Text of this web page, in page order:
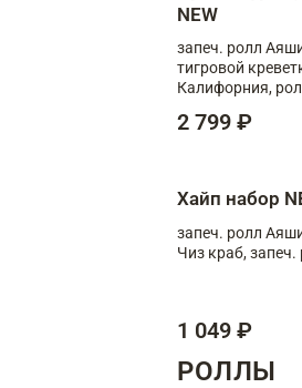
NEW
запеч. ролл
тигровой
Калифорния,
запеч. ролл
2 799 ₽
Хайп набор
запеч. ролл
Чиз краб, запеч.
1 049 ₽
РОЛЛЫ